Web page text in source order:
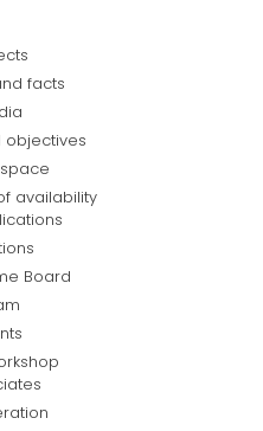
facts
objectives
availability
Board